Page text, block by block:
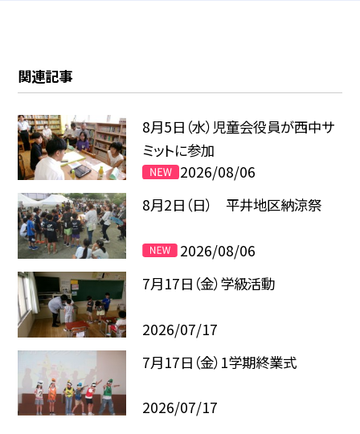
関連記事
8月5日（水）児童会役員が西中サ
ミットに参加
2026/08/06
8月2日（日） 平井地区納涼祭
2026/08/06
7月17日（金）学級活動
2026/07/17
7月17日（金）1学期終業式
2026/07/17